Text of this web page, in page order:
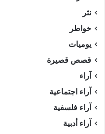
نثر
خواطر
يوميات
قصص قصيرة
آراء
آراء اجتماعية
آراء فلسفية
آراء أدبية